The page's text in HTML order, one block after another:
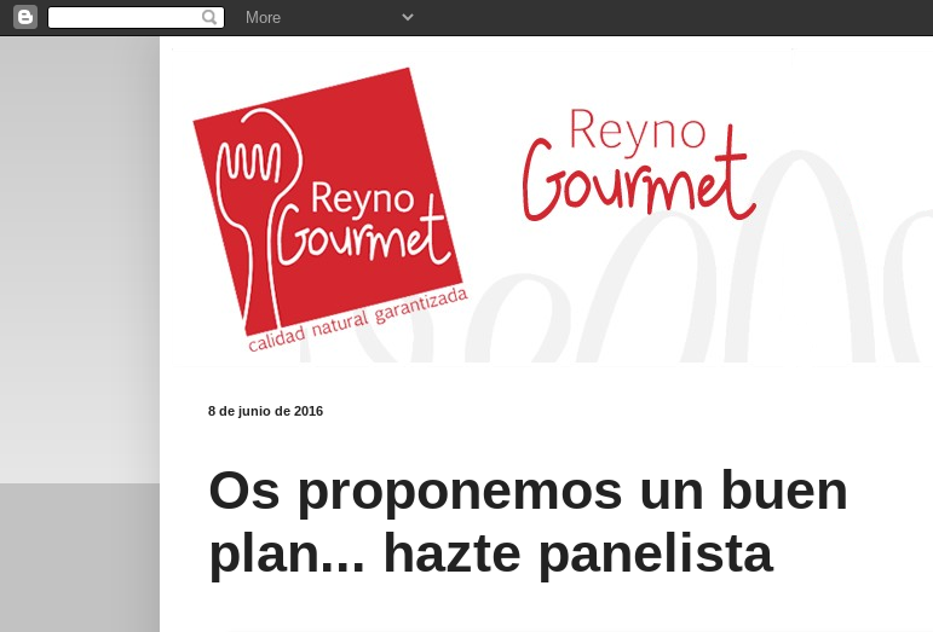
8 de junio de 2016
Os proponemos un buen
plan... hazte panelista